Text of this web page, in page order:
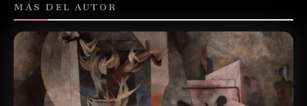
MÁS DEL AUTOR